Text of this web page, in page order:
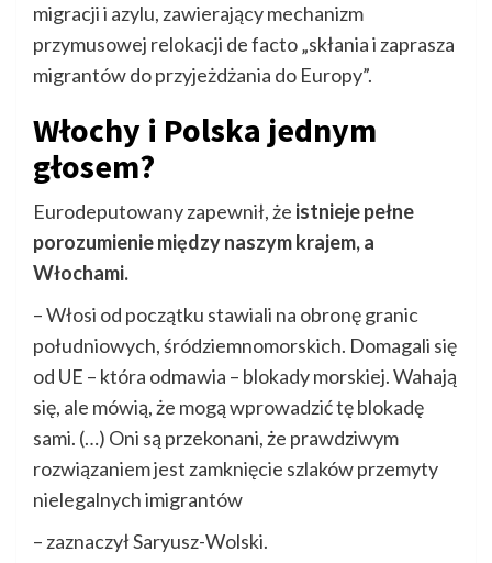
migracji i azylu, zawierający mechanizm
przymusowej relokacji de facto „skłania i zaprasza
migrantów do przyjeżdżania do Europy”.
Włochy i Polska jednym
głosem?
Eurodeputowany zapewnił, że istnieje pełne
porozumienie między naszym krajem, a
Włochami.
– Włosi od początku stawiali na obronę granic
południowych, śródziemnomorskich. Domagali się
od UE – która odmawia – blokady morskiej. Wahają
się, ale mówią, że mogą wprowadzić tę blokadę
sami. (…) Oni są przekonani, że prawdziwym
rozwiązaniem jest zamknięcie szlaków przemyty
nielegalnych imigrantów
– zaznaczył Saryusz-Wolski.